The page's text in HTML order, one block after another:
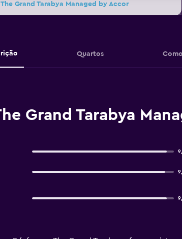
Grand Tarabya Managed by Accor
Quartos
Grand Tarabya